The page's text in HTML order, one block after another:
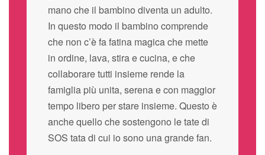
mano che il bambino diventa un adulto.
In questo modo il bambino comprende
che non c’è fa fatina magica che mette
in ordine, lava, stira e cucina, e che
collaborare tutti insieme rende la
famiglia più unita, serena e con maggior
tempo libero per stare insieme. Questo è
anche quello che sostengono le tate di
SOS tata di cui io sono una grande fan.